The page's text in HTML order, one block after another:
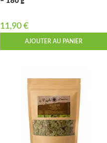
11,90 €
AJOUTER AU PANIER